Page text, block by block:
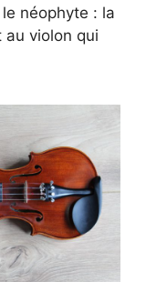
néophyte : la
au violon qui